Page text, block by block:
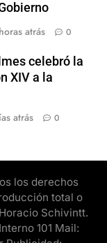
atrás 0
celebró la
XIV a la
atrás 0
los derechos
total o
Schivintt.
101 Mail: